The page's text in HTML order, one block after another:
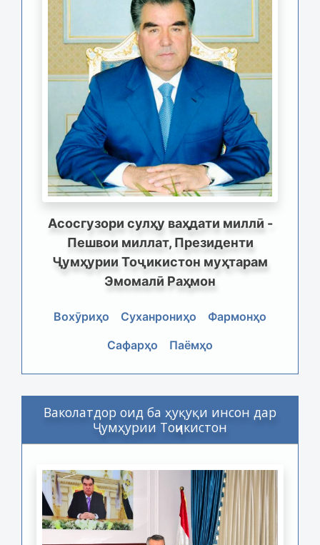
Асосгузори сулҳу ваҳдати миллӣ -
Пешвои миллат, Президенти
Ҷумҳурии Тоҷикистон муҳтарам
Эмомалӣ Раҳмон
Вохӯриҳо Суханрониҳо
Фармонҳо
Сафарҳо
Паёмҳо
Ваколатдор оид ба ҳуқуқи инсон дар
Ҷумҳурии Тоҷикистон